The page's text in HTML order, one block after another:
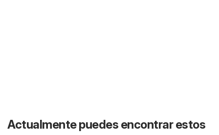
Actualmente puedes encontrar estos